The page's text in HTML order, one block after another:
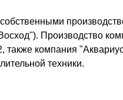
собственными
Производство
также компания
техники.